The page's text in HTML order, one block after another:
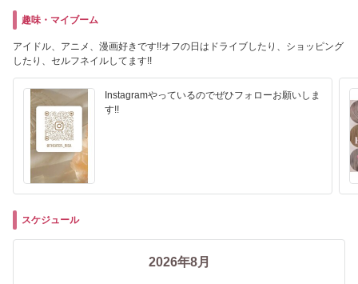
趣味・マイブーム
アイドル、アニメ、漫画好きです!!オフの日はドライブしたり、ショッピング
したり、セルフネイルしてます!!
Instagramやっているのでぜひフォローお願いしま
す!!
スケジュール
2026年8月